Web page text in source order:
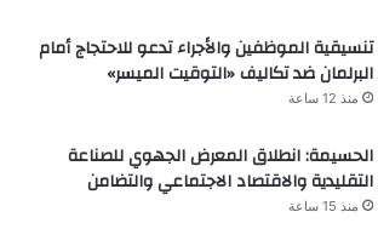
تنسيقية الموظفين والأجراء تدعو للاحتجاج أمام
البرلمان ضد تكاليف «التوقيت الميسر»
منذ 12 ساعة
الحسيمة: انطلاق المعرض الجهوي للصناعة
التقليدية والاقتصاد الاجتماعي والتضامن
منذ 15 ساعة